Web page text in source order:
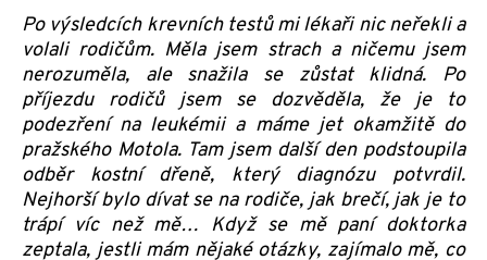
Po výsledcích krevních testů mi lékaři nic neřekli a
volali rodičům. Měla jsem strach a ničemu jsem
nerozuměla, ale snažila se zůstat klidná. Po
příjezdu rodičů jsem se dozvěděla, že je to
podezření na leukémii a máme jet okamžitě do
pražského Motola. Tam jsem další den podstoupila
odběr kostní dřeně, který diagnózu potvrdil.
Nejhorší bylo dívat se na rodiče, jak brečí, jak je to
trápí víc než mě… Když se mě paní doktorka
zeptala, jestli mám nějaké otázky, zajímalo mě, co